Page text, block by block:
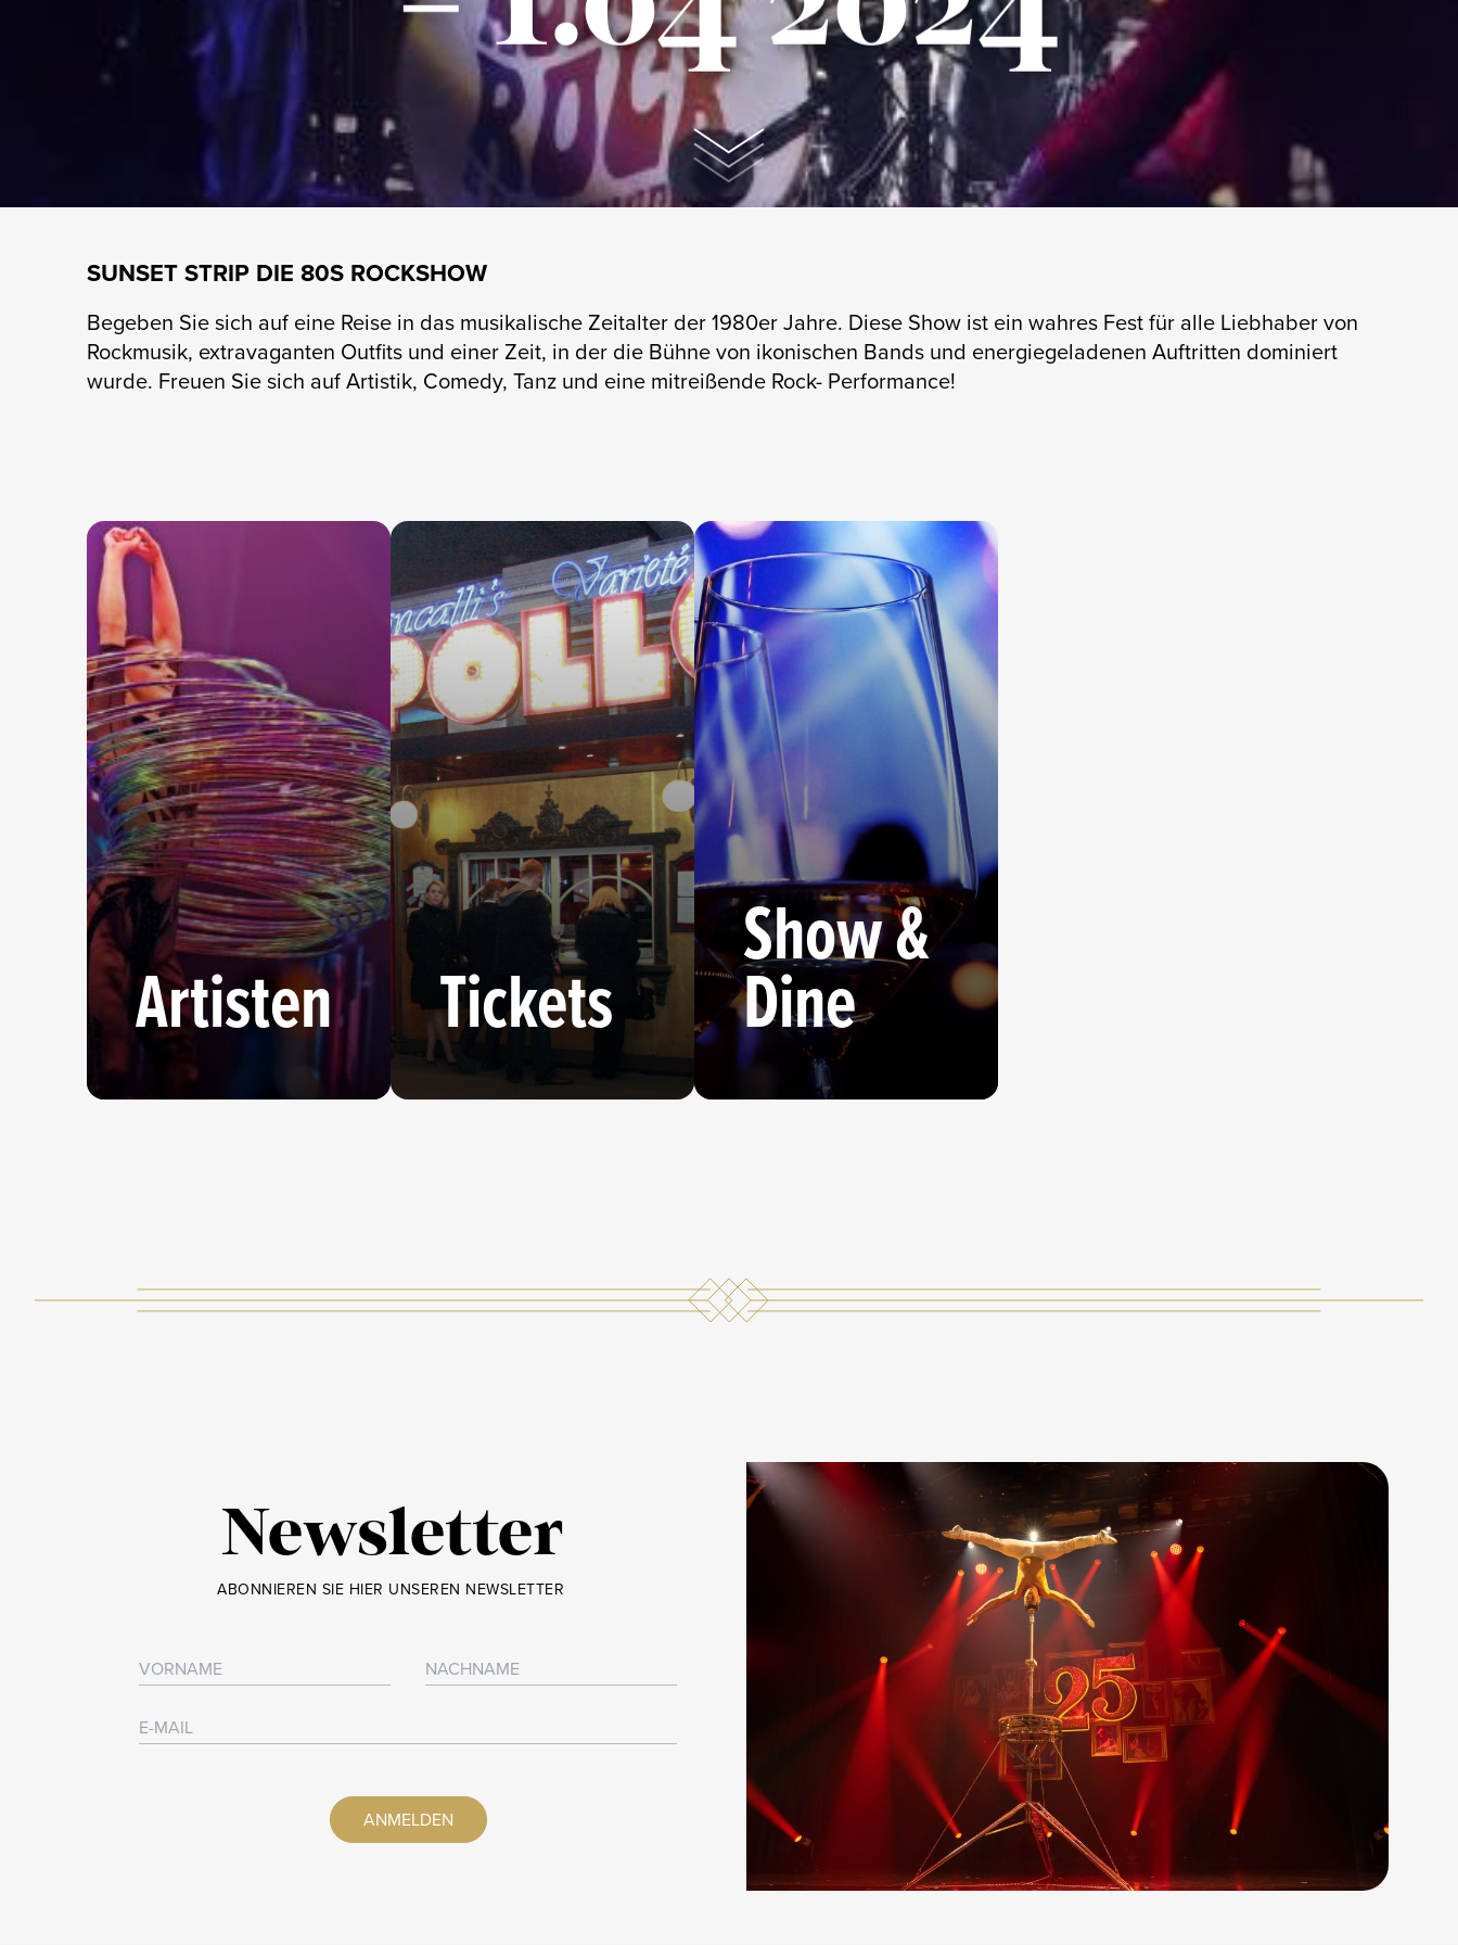
SUNSET STRIP DIE 80S ROCKSHOW
Begeben Sie sich auf eine Reise in das musikalische Zeitalter der 1980er Jahre. Diese Show ist ein wahres Fest für alle Liebhaber von
Rockmusik, extravaganten Outfits und einer Zeit, in der die Bühne von ikonischen Bands und energiegeladenen Auftritten dominiert
wurde. Freuen Sie sich auf Artistik, Comedy, Tanz und eine mitreißende Rock- Performance!
Artisten Tickets
Show &
Dine
Newsletter
ABONNIEREN SIE HIER UNSEREN NEWSLETTER
ANMELDEN